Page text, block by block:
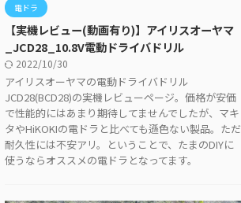
電ドラ
【実機レビュー(動画有り)】アイリスオーヤマ
_JCD28_10.8V電動ドライバドリル
2022/10/30
アイリスオーヤマの電動ドライバドリル
JCD28(BCD28)の実機レビューページ。価格が安価
で性能的にはあまり期待してませんでしたが、マキ
タやHiKOKIの電ドラと比べても遜色ない製品。ただ
耐久性には不安アリ。ということで、たまのDIYに
使うならオススメの電ドラとなってます。